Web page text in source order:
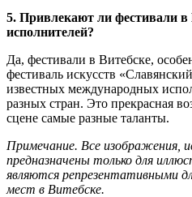
5. Привлекают ли фестивали
исполнителей?
Да, фестивали в Витебске,
фестиваль искусств
известных международных
разных стран. Это прекрасная
сцене самые разные таланты.
Примечание. Все изображения,
предназначены только для
являются репрезентативными
мест в Витебске.